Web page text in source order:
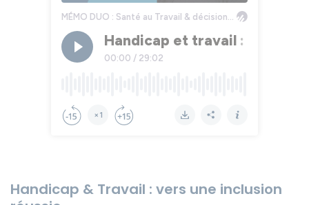
Handicap & Travail : vers une inclusion